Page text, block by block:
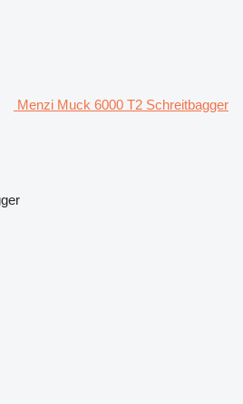
Menzi Muck 6000 T2 Schreitbagger